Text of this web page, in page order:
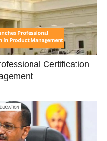
Certification